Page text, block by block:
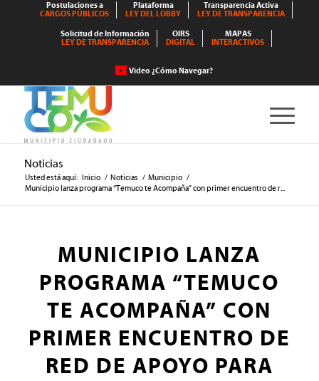
Postulaciones a
CARGOS PÚBLICOS
Plataforma
LEY DEL LOBBY
Transparencia Activa
LEY DE TRANSPARENCIA
Solicitud de Información
LEY DE TRANSPARENCIA
OIRS
DIGITAL
MAPAS
INTERACTIVOS
Video ¿Cómo Navegar?
Noticias
Usted está aquí: Inicio / Noticias / Municipio /
Municipio lanza programa “Temuco te Acompaña” con primer encuentro de r...
MUNICIPIO LANZA
PROGRAMA “TEMUCO
TE ACOMPAÑA” CON
PRIMER ENCUENTRO DE
RED DE APOYO PARA